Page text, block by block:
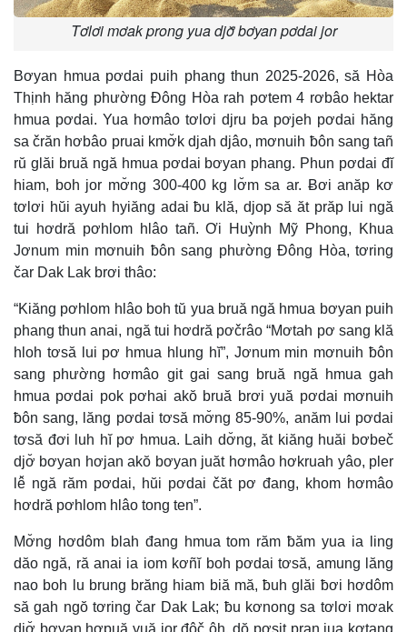
Tơlơi mơak prong yua djơ̆ bơyan pơdai jor
Bơyan hmua pơdai puih phang thun 2025-2026, să Hòa
Thịnh hăng phường Đông Hòa rah pơtem 4 rơbâo hektar
hmua pơdai. Yua hơmâo tơlơi djru ba pơjeh pơdai hăng
sa črăn hơbâo pruai kmơ̆k djah djâo, mơnuih ƀôn sang tañ
rŭ glăi bruă ngă hmua pơdai bơyan phang. Phun pơdai đĭ
hiam, boh jor mơ̆ng 300-400 kg lơ̆m sa ar. Ƀơi anăp kơ
tơlơi hŭi ayuh hyiăng adai ƀu klă, djop să ăt prăp lui ngă
tui hơdră pơhlom hlâo tañ. Ơi Huỳnh Mỹ Phong, Khua
Jơnum min mơnuih ƀôn sang phường Đông Hòa, tơring
čar Dak Lak brơi thâo:
“Kiăng pơhlom hlâo boh tŭ yua bruă ngă hmua bơyan puih
phang thun anai, ngă tui hơdră pơčrâo “Mơtah pơ sang klă
hloh tơsă lui pơ hmua hlung hĭ”, Jơnum min mơnuih ƀôn
sang phường hơmâo git gai sang bruă ngă hmua gah
hmua pơdai pok pơhai akŏ bruă brơi yuă pơdai mơnuih
ƀôn sang, lăng pơdai tơsă mơ̆ng 85-90%, anăm lui pơdai
tơsă đơi luh hĭ pơ hmua. Laih dơ̆ng, ăt kiăng huăi bơbeč
djơ̆ bơyan hơjan akŏ bơyan juăt hơmâo hơkruah yâo, pler
lê̆ ngă răm pơdai, hŭi pơdai čăt pơ đang, khom hơmâo
hơdră pơhlom hlâo tong ten”.
Mơ̆ng hơdôm blah đang hmua tom răm ƀăm yua ia ling
dăo ngă, ră anai ia iom kơñĭ boh pơdai tơsă, amung lăng
nao boh lu brung brăng hiam biă mă, ƀuh glăi ƀơi hơdôm
să gah ngŏ tơring čar Dak Lak; ƀu kơnong sa tơlơi mơak